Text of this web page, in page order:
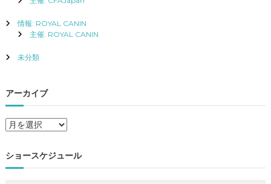
情報: ROYAL CANIN
主催: ROYAL CANIN
未分類
アーカイブ
ア
イ
ショースケジュール